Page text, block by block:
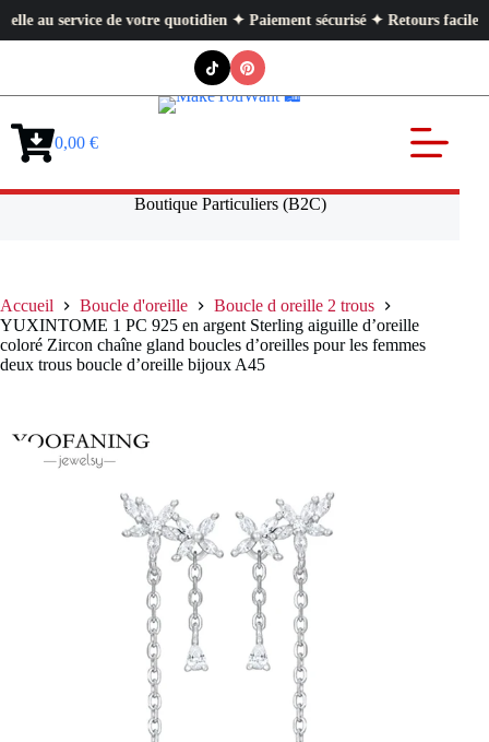
service de votre quotidien ✦ Paiement sécurisé ✦ Retours faciles
Panier0,00 €
Boutique Particuliers (B2C)
Accueil Boucle d'oreille
Boucle d oreille 2 trous
YUXINTOME 1 PC 925 en argent Sterling aiguille d’oreille
coloré Zircon chaîne gland boucles d’oreilles pour les femmes
deux trous boucle d’oreille bijoux A45